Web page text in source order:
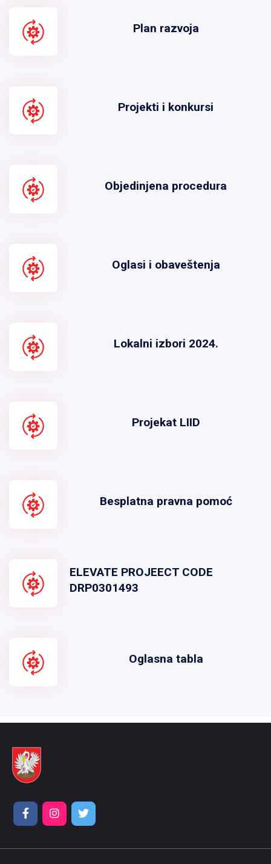
Plan razvoja
Projekti i konkursi
Objedinjena procedura
Oglasi i obaveštenja
Lokalni izbori 2024.
Projekat LIID
Besplatna pravna pomoć
ELEVATE PROJEECT CODE
DRP0301493
Oglasna tabla